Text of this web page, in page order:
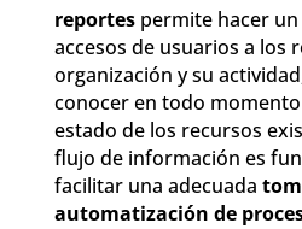
reportespermite hacer un
accesos de usuarios a los
organización y su
conocer en todo
estado de los recursos
flujo de información es
facilitar una adecuada
automatización de